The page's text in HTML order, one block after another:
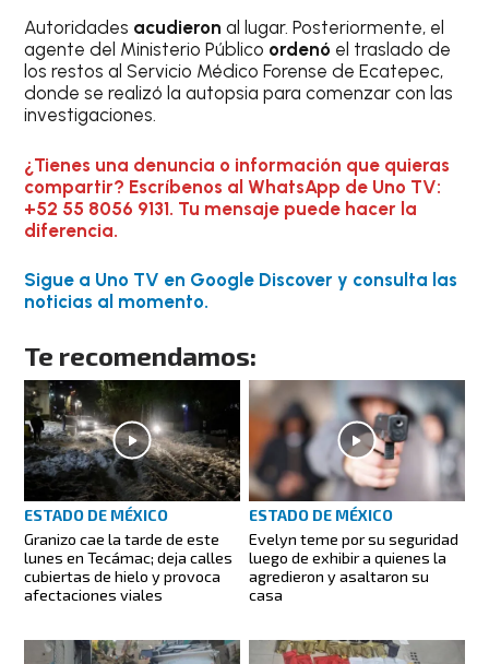
Autoridades acudieron al lugar. Posteriormente, el
agente del Ministerio Público ordenó el traslado de
los restos al Servicio Médico Forense de Ecatepec,
donde se realizó la autopsia para comenzar con las
investigaciones.
¿Tienes una denuncia o información que quieras
compartir? Escríbenos al WhatsApp de Uno TV:
+52 55 8056 9131. Tu mensaje puede hacer la
diferencia.
Sigue a Uno TV en Google Discover y consulta las
noticias al momento.
Te recomendamos:
ESTADO DE MÉXICO
Granizo cae la tarde de este
lunes en Tecámac; deja calles
cubiertas de hielo y provoca
afectaciones viales
ESTADO DE MÉXICO
Evelyn teme por su seguridad
luego de exhibir a quienes la
agredieron y asaltaron su
casa